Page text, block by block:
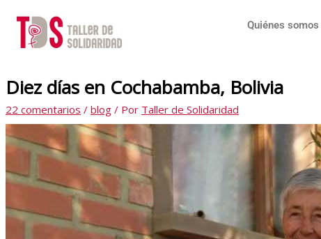
contenido
Quiénes somos
Diez días en Cochabamba, Bolivia
22 comentarios / blog / Por Taller de Solidaridad
aquí...
electrónico*